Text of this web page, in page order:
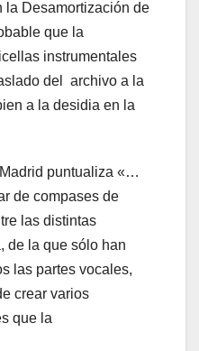
la Desamortización de
que la
instrumentales
del archivo a la
a la desidia en la
puntualiza «…
de compases de
las distintas
de la que sólo han
las partes vocales,
crear varios
que la